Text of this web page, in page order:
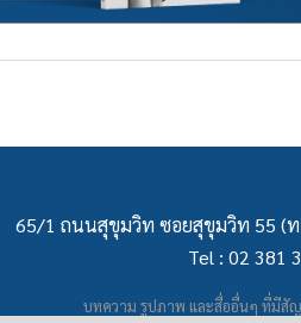
65/1 ถนนสุขุมวิท ซอยสุขุมวิท 55 (ท
Tel : 02 381
บทความ รูปภาพ และสื่ออื่นๆ ที่มีสั